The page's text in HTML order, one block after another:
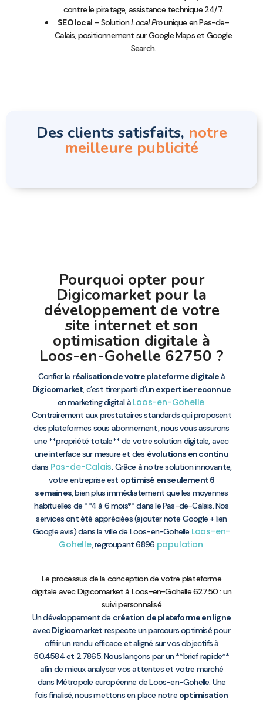
contre le piratage, assistance technique 24/7.
SEO local– SolutionLocal Prounique en Pas-de-
Calais, positionnement sur Google Maps et Google
Search.
Des clients satisfaits, notre
meilleure publicité
Pourquoi opter pour
Digicomarket pour la
développement de votre
site internet et son
optimisation digitale à
Loos-en-Gohelle 62750 ?
Confier la réalisation de votre plateforme digitaleà
Digicomarket, c’est tirer parti d’unexpertise reconnue
en marketing digital à Loos-en-Gohelle.
Contrairement aux prestataires standards qui proposent
des plateformes sous abonnement, nous vous assurons
une **propriété totale** de votre solution digitale, avec
une interface sur mesure et des évolutions en continu
dans Pas-de-Calais. Grâce à notre solution innovante,
votre entreprise est optimisé en seulement 6
semaines, bien plus immédiatement que les moyennes
habituelles de **4 à 6 mois** dans le Pas-de-Calais. Nos
services ont été appréciées (ajouter note Google + lien
Google avis) dans la ville de Loos-en-Gohelle Loos-en-
Gohelle, regroupant 6896 population.
Le processus de la conception de votre plateforme
digitale avec Digicomarket à Loos-en-Gohelle 62750 : un
suivi personnalisé
Un développement de création de plateforme en ligne
avecDigicomarket respecte un parcours optimisé pour
offrir un rendu efficace et aligné sur vos objectifs à
50.4584 et 2.7865. Nous lançons par un **brief rapide**
afin de mieux analyser vos attentes et votre marché
dans Métropole européenne de Loos-en-Gohelle. Une
fois finalisé, nous mettons en place notre optimisation